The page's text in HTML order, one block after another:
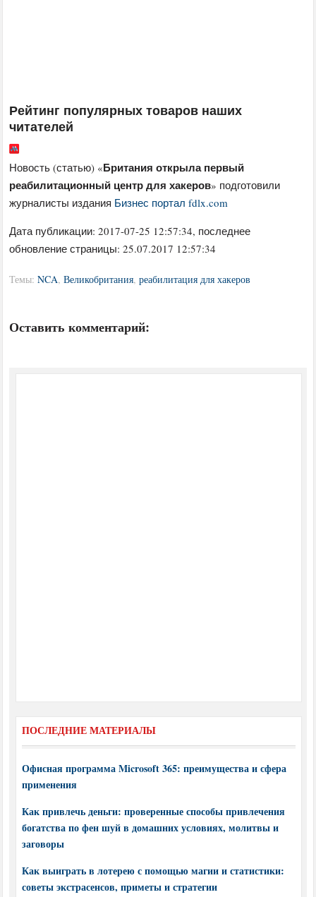
Рейтинг популярных товаров наших
читателей
Новость (статью) «Британия открыла первый
реабилитационный центр для хакеров» подготовили
журналисты издания Бизнес портал fdlx.com
Дата публикации:2017-07-25 12:57:34, последнее
обновление страницы: 25.07.2017 12:57:34
Темы:NCA,Великобритания,реабилитация для хакеров
Оставить комментарий:
ПОСЛЕДНИЕ МАТЕРИАЛЫ
Офисная программа Microsoft 365: преимущества и сфера
применения
Как привлечь деньги: проверенные способы привлечения
богатства по фен шуй в домашних условиях, молитвы и
заговоры
Как выиграть в лотерею с помощью магии и статистики:
советы экстрасенсов, приметы и стратегии